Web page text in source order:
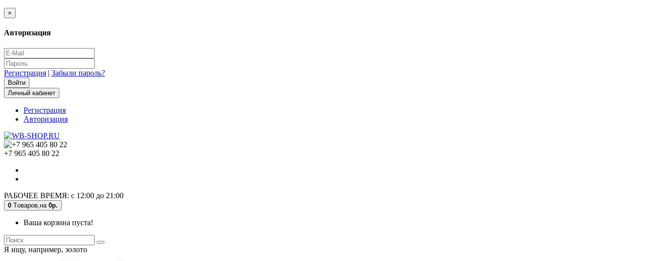
×
Авторизация
Регистрация | Забыли пароль?
Личный кабинет
Регистрация
Авторизация
+7 965 405 80 22
РАБОЧЕЕ ВРЕМЯ: с 12:00 до 21:00
0 Tоваров, на 0р.
Ваша корзина пуста!
Я ищу, например, золото